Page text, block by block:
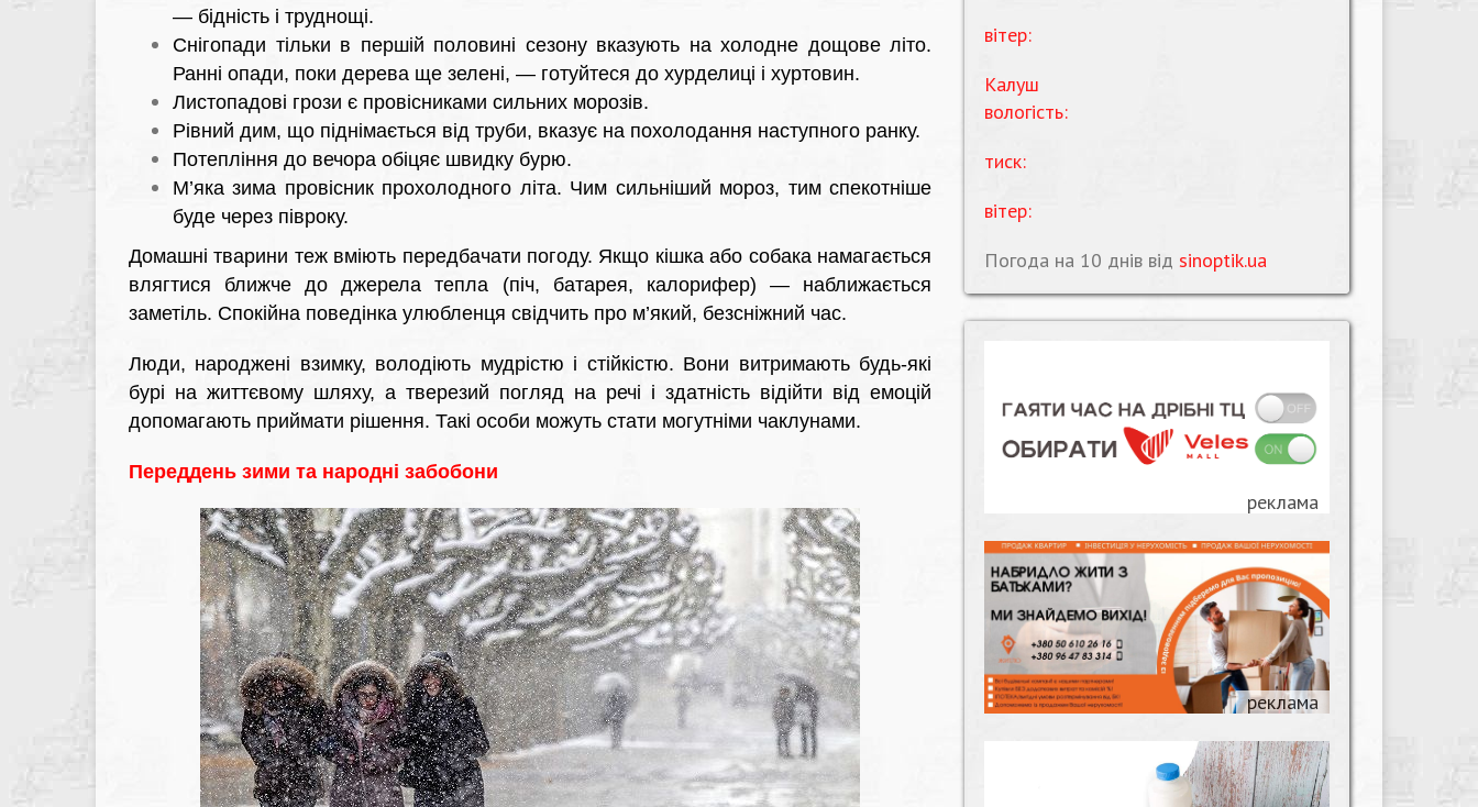
— бідність і труднощі.
Снігопади тільки в першій половині сезону вказують на холодне дощове літо.
Ранні опади, поки дерева ще зелені, — готуйтеся до хурделиці і хуртовин.
Листопадові грози є провісниками сильних морозів.
Рівний дим, що піднімається від труби, вказує на похолодання наступного ранку.
Потепління до вечора обіцяє швидку бурю.
М’яка зима провісник прохолодного літа. Чим сильніший мороз, тим спекотніше
буде через півроку.
Домашні тварини теж вміють передбачати погоду. Якщо кішка або собака намагається
влягтися ближче до джерела тепла (піч, батарея, калорифер) — наближається
заметіль. Спокійна поведінка улюбленця свідчить про м’який, безсніжний час.
Люди, народжені взимку, володіють мудрістю і стійкістю. Вони витримають будь-які
бурі на життєвому шляху, а тверезий погляд на речі і здатність відійти від емоцій
допомагають приймати рішення. Такі особи можуть стати могутніми чаклунами.
Переддень зими та народні забобони
вітер:
Калуш
вологість:
тиск:
вітер:
Погода на 10 днів від sinoptik.ua